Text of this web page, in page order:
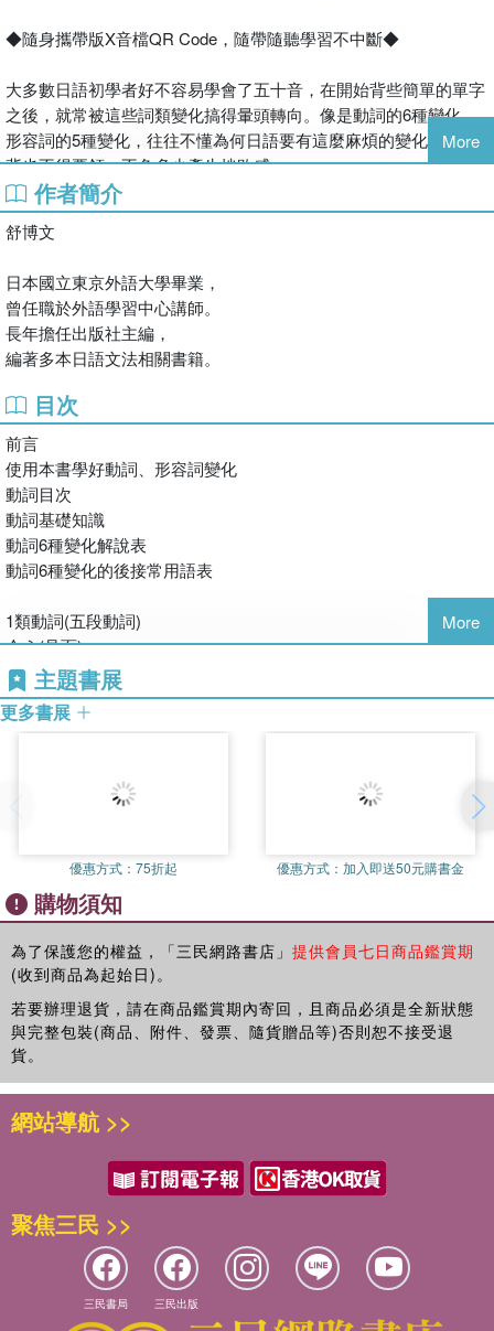
◆隨身攜帶版X音檔QR Code，隨帶隨聽學習不中斷◆
大多數日語初學者好不容易學會了五十音，在開始背些簡單的單字
之後，就常被這些詞類變化搞得暈頭轉向。像是動詞的6種變化、
形容詞的5種變化，往往不懂為何日語要有這麼麻煩的變化，想硬
背也不得要領，不免多少產生挫敗感。
本書為此特別歸納出了一套快速記憶法，詳細剖析動詞、形容詞、
形容動詞的構造，讓初學者可以真正理解進而吸收，不用再悶頭土
法煉鋼。
習，詞類變化自然而然熟記於心！平時也可單聽MP3跟著背誦口訣
加深印象，所謂熟能生巧，一旦理解書中列出的代表性單字，很輕
鬆就能將其他的動詞、形容詞語尾變化靈活套用喔！
附錄列舉每個單字的實用例句，在學文法背單字之餘，還可以熟悉
常用生活例句，為初學者往後的學習預做鋪墊！
➠本書特色➠
✓小巧攜帶版，出門學習不中斷
✓表格式解析，好對好記立即上手
✓列出代表性單字，理解後輕鬆舉一反三
✓MP3音檔邊聽邊學，效果加倍
✓附錄常用例句，加深單字記憶
More
作者簡介
舒博文
日本國立東京外語大學畢業，
曾任職於外語學習中心講師。
長年擔任出版社主編，
編著多本日語文法相關書籍。
目次
前言
使用本書學好動詞、形容詞變化
動詞目次
動詞基礎知識
動詞6種變化解說表
動詞6種變化的後接常用語表
1類動詞(五段動詞)
会う(見面)
言う(說)
思う(認為)
買う(買)
泳ぐ(游泳)
脱ぐ(脫)
返す(歸還)
探す(找)
話す(告訴‧說)
打つ(打)
勝つ(贏)
死ぬ(死)
飲む(喝)
休む(休息‧休假)
More
主題書展
更多書展
優惠方式： 75折起 優惠方式： 加入即送50元購書金
購物須知
為了保護您的權益，「三民網路書店」 提供會員七日商品鑑賞期
(收到商品為起始日)。
若要辦理退貨，請在商品鑑賞期內寄回，且商品必須是全新狀態
與完整包裝(商品、附件、發票、隨貨贈品等)否則恕不接受退
貨。
網站導航 >>
聚焦三民 >>
三民書局 三民出版